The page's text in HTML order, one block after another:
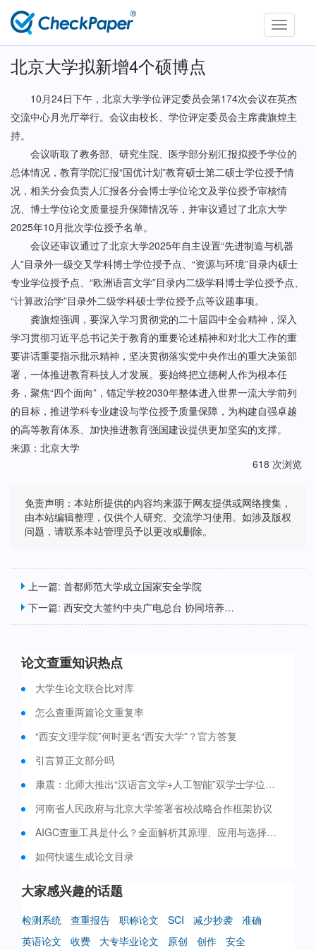
Toggle
北京大学拟新增4个硕博点
10月24日下午，北京大学学位评定委员会第174次会议在英杰
交流中心月光厅举行。会议由校长、学位评定委员会主席龚旗煌主
持。
会议听取了教务部、研究生院、医学部分别汇报拟授予学位的
总体情况，教育学院汇报“国优计划”教育硕士第二硕士学位授予情
况，相关分会负责人汇报各分会博士学位论文及学位授予审核情
况、博士学位论文质量提升保障情况等，并审议通过了北京大学
2025年10月批次学位授予名单。
会议还审议通过了北京大学2025年自主设置“先进制造与机器
人”目录外一级交叉学科博士学位授予点、“资源与环境”目录内硕士
专业学位授予点、“欧洲语言文学”目录内二级学科博士学位授予点、
“计算政治学”目录外二级学科硕士学位授予点等议题事项。
龚旗煌强调，要深入学习贯彻党的二十届四中全会精神，深入
学习贯彻习近平总书记关于教育的重要论述精神和对北大工作的重
要讲话重要指示批示精神，坚决贯彻落实党中央作出的重大决策部
署，一体推进教育科技人才发展。要始终把立德树人作为根本任
务，聚焦“四个面向”，锚定学校2030年整体进入世界一流大学前列
的目标，推进学科专业建设与学位授予质量保障，为构建自强卓越
的高等教育体系、加快推进教育强国建设提供更加坚实的支撑。
来源：北京大学
618 次浏览
免责声明：本站所提供的内容均来源于网友提供或网络搜集，
由本站编辑整理，仅供个人研究、交流学习使用。如涉及版权
问题，请联系本站管理员予以更改或删除。
上一篇: 首都师范大学成立国家安全学院
下一篇: 西安交大签约中央广电总台 协同培养高素质专业化全媒体传播技术人才
论文查重知识热点
大学生论文联合比对库
怎么查重两篇论文重复率
“西安文理学院”何时更名“西安大学”？官方答复
引言算正文部分吗
康震：北师大推出“汉语言文学+人工智能”双学士学位培养项目 今年启动招生
河南省人民政府与北京大学签署省校战略合作框架协议
AIGC查重工具是什么？全面解析其原理、应用与选择策略
如何快速生成论文目录
大家感兴趣的话题
检测系统 查重报告 职称论文 SCI 减少抄袭
准确
英语论文
收费 大专毕业论文 原创 创作 安全